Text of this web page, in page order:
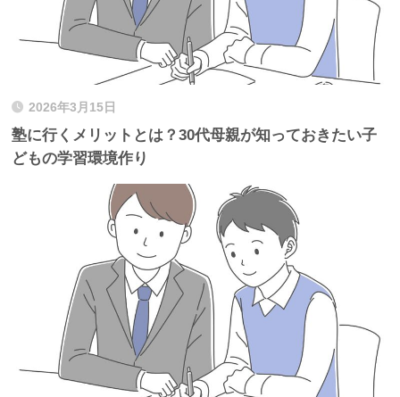
2026年3月15日
塾に行くメリットとは？30代母親が知っておきたい子
どもの学習環境作り